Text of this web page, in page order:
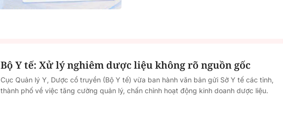
Bộ Y tế: Xử lý nghiêm dược liệu không rõ nguồn gốc
Cục Quản lý Y, Dược cổ truyền (Bộ Y tế) vừa ban hành văn bản gửi Sở Y tế các tỉnh,
thành phố về việc tăng cường quản lý, chấn chỉnh hoạt động kinh doanh dược liệu.